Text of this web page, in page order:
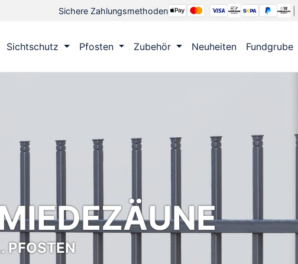
Sichere Zahlungsmethoden
Sichtschutz Pfosten Zubehör Neuheiten Fundgrube
PFOSTEN